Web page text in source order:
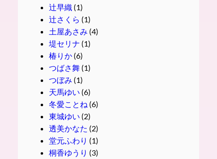
辻早織 (1)
辻さくら (1)
土屋あさみ (4)
堤セリナ (1)
椿りか(6)
つばさ舞(1)
つぼみ (1)
天馬ゆい (6)
冬愛ことね (6)
東城ゆい (2)
透美かなた (2)
堂元ふわり (1)
桐香ゆうり (3)